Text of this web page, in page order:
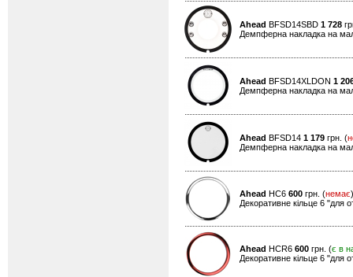
Ahead BFSD14SBD 1 728
Демпферна накладка на
Ahead BFSD14XLDON 1
Демпферна накладка на
Ahead BFSD14 1 179 грн. (
Демпферна накладка на
Ahead HC6 600 грн. (немає)
Декоративне кільце 6 "для
Ahead HCR6 600 грн. (є в
Декоративне кільце 6 "для